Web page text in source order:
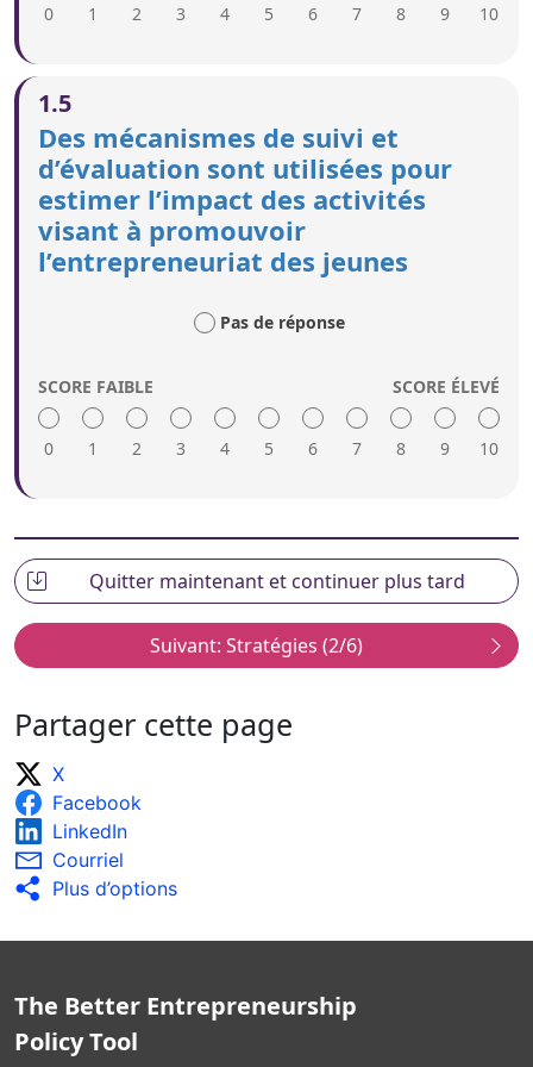
0 1 2 3 4 5 6 7 8 9 10
positif dans le programme obligatoire de
l’enseignement.
L’éducation à l’entrepreneuriat couvre un large
éventail d’activités et de modèles
entrepreneuriaux, p. ex. l’entrepreneuriat à
temps partiel, l’entrepreneuriat social.
enseignants soient à même d’enseigner le
1.5
Des mécanismes de suivi et
d’évaluation sont utilisées pour
estimer l’impact des activités
visant à promouvoir
l’entrepreneuriat des jeunes
Pas de réponse
SCORE FAIBLE
0 1 2 3 4 5 6 7 8 9
SCORE ÉLEVÉ
10
mis en œuvre pour s’assurer que les activités
promotionnelles sont sur la bonne voie pour
atteindre leurs cibles et objectifs.
Les activités promotionnelles sont adaptées afin
Des évaluations ex post sont menées afin de
largement diffusés.
Les résultats du suivi et des évaluations sont
largement diffusés et utilisés pour améliorer les
campagnes de sensibilisation.
Partager cette page
X
Facebook
LinkedIn
Courriel
Plus d’options
The Better Entrepreneurship
Policy Tool